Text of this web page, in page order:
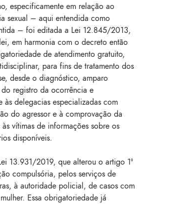
especificamente em relação ao
sexual – aqui entendida como
– foi editada a Lei 12.845/2013,
em harmonia com o decreto então
de atendimento gratuito,
para fins de tratamento dos
desde o diagnóstico, amparo
registro da ocorrência e
delegacias especializadas com
do agressor e à comprovação da
vítimas de informações sobre os
disponíveis.
13.931/2019, que alterou o artigo 1º
compulsória, pelos serviços de
à autoridade policial, de casos com
Essa obrigatoriedade já